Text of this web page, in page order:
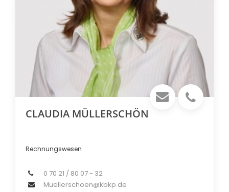
CLAUDIA MÜLLERSCHÖN
Rechnungswesen
0 70 21 / 80 07 - 32
Muellerschoen@kbkp.de